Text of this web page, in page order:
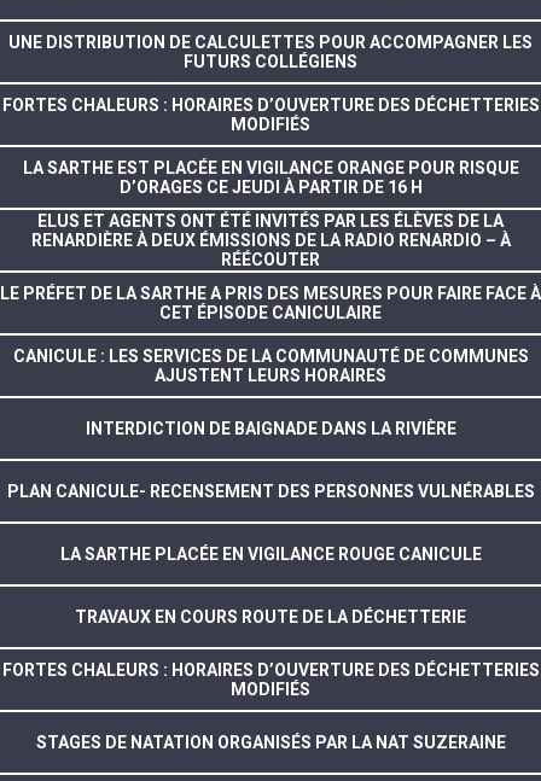
UNE DISTRIBUTION DE CALCULETTES POUR ACCOMPAGNER LES
FUTURS COLLÉGIENS
FORTES CHALEURS : HORAIRES D’OUVERTURE DES DÉCHETTERIES
MODIFIÉS
LA SARTHE EST PLACÉE EN VIGILANCE ORANGE POUR RISQUE
D’ORAGES CE JEUDI À PARTIR DE 16 H
ELUS ET AGENTS ONT ÉTÉ INVITÉS PAR LES ÉLÈVES DE LA
RENARDIÈRE À DEUX ÉMISSIONS DE LA RADIO RENARDIO – À
RÉÉCOUTER
LE PRÉFET DE LA SARTHE A PRIS DES MESURES POUR FAIRE FACE À
CET ÉPISODE CANICULAIRE
CANICULE : LES SERVICES DE LA COMMUNAUTÉ DE COMMUNES
AJUSTENT LEURS HORAIRES
INTERDICTION DE BAIGNADE DANS LA RIVIÈRE
PLAN CANICULE- RECENSEMENT DES PERSONNES VULNÉRABLES
LA SARTHE PLACÉE EN VIGILANCE ROUGE CANICULE
TRAVAUX EN COURS ROUTE DE LA DÉCHETTERIE
FORTES CHALEURS : HORAIRES D’OUVERTURE DES DÉCHETTERIES
MODIFIÉS
STAGES DE NATATION ORGANISÉS PAR LA NAT SUZERAINE